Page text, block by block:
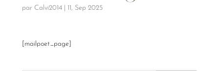
par Calvi2014| 11, Sep 2025
[mailpoet_page]